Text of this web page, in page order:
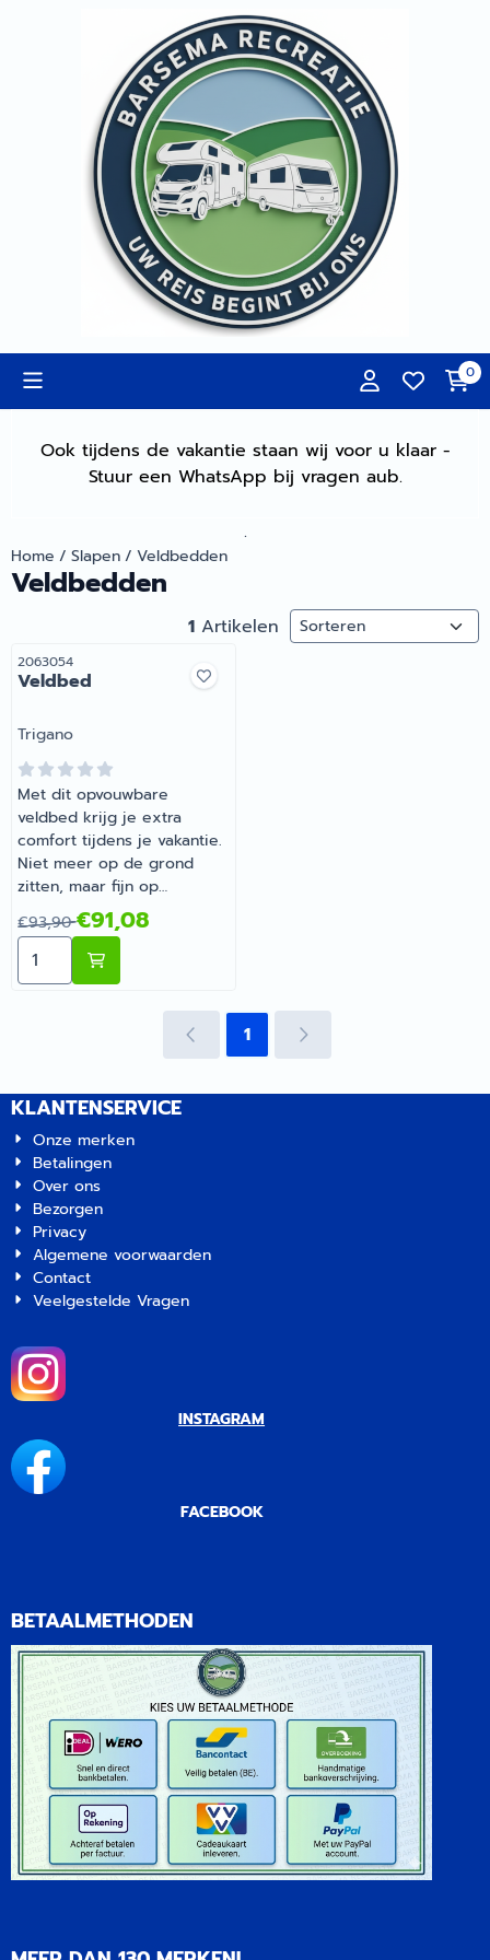
Cookievoorkeuren zijn momenteel gesloten.
0
Ook tijdens de vakantie staan wij voor u klaar -
Stuur een WhatsApp bij vragen aub.
.
Home / Slapen/ Veldbedden
Veldbedden
1 Artikelen Sorteermethode
Artikelnummer
2063054
Veldbed
Merk:
Trigano
Met dit opvouwbare
veldbed krijg je extra
comfort tijdens je vakantie.
Niet meer op de grond
zitten, maar fijn op
zithoogte. Geen montage
nodig, gewoon openen en
uitvouwen! Het veldbed is
van geanodiseerd
Ø32x25mm. Wordt geleverd
Artikelnummer 2063054
Van 93,90 voor 91,08
€93,90€91,08
Aantal kiezen voor Veldbed
1
KLANTENSERVICE
Onze merken
Betalingen
Over ons
Bezorgen
Privacy
Algemene voorwaarden
Contact
Veelgestelde Vragen
INSTAGRAM
FACEBOOK
BETAALMETHODEN